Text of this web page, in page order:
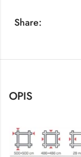
Share:
OPIS